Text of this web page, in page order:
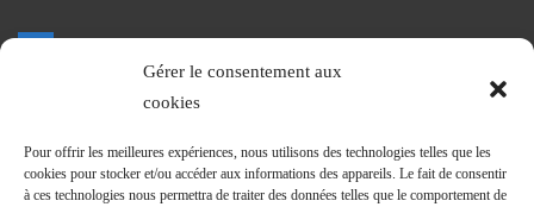
Gérer le consentement aux
cookies
Pour offrir les meilleures expériences, nous utilisons des technologies telles que les
cookies pour stocker et/ou accéder aux informations des appareils. Le fait de consentir
à ces technologies nous permettra de traiter des données telles que le comportement de
Projet de nouvel hopital
Journal Trimestriel